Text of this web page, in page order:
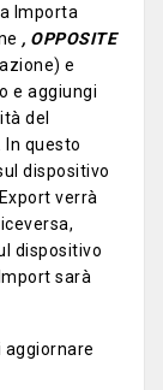
Importa
, OPPOSITE
e
e aggiungi
del
questo
dispositivo
verrà
dispositivo
sarà
aggiornare